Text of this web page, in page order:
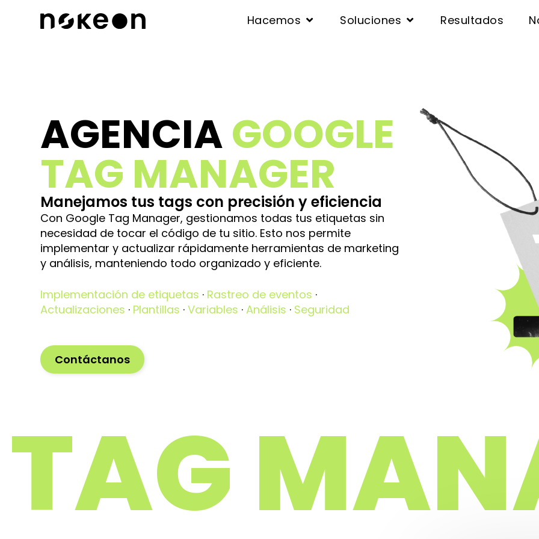
Hacemos Soluciones Resultados
AGENCIAGOOGLE
TAG MANAGER
Manejamos tus tags con precisión y eficiencia
Con Google Tag Manager, gestionamos todas tus etiquetas sin
necesidad de tocar el código de tu sitio. Esto nos permite
implementar y actualizar rápidamente herramientas de marketing
y análisis, manteniendo todo organizado y eficiente.
Implementación de etiquetas · Rastreo de eventos ·
Actualizaciones · Plantillas ·Variables ·Análisis · Seguridad
Contáctanos
TAG